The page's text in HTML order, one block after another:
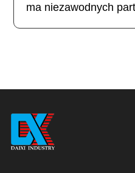
ma niezawodnych